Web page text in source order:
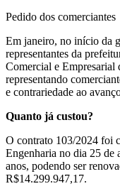
Pedido dos comerciantes
Em janeiro, no início da
representantes da
Comercial e Empresarial
representando
e contrariedade ao
Quanto já custou?
O contrato 103/2024 foi
Engenharia no dia 25 de
anos, podendo ser
R$14.299.947,17.